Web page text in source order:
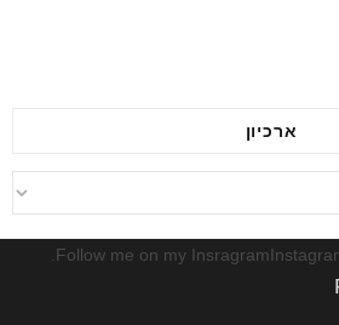
ארכיון
Follow me on my